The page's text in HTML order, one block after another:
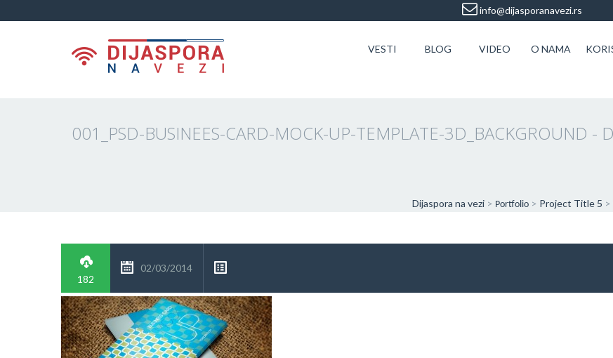
info@dijasporanavezi.rs
VESTI BLOG VIDEO O NAMA
001_PSD-BUSINEES-CARD-MOCK-UP-TEMPLATE-3D_BACKGROUND -
Dijaspora na vezi > Portfolio > Project Title 5 >
182
02/03/2014